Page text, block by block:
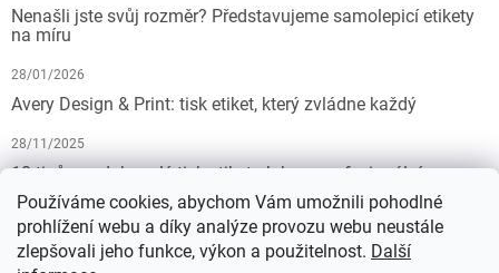
Používáme cookies, abychom Vám umožnili pohodlné
prohlížení webu a díky analýze provozu webu neustále
zlepšovali jeho funkce, výkon a použitelnost. Další
Nenašli jste svůj rozměr? Představujeme samolepicí etikety
na míru
28/01/2026
Avery Design & Print: tisk etiket, který zvládne každý
28/11/2025
10 tipů pro dokonalý tisk etiket: Jak na profesionální
výsledek bez starostí
19/07/2025